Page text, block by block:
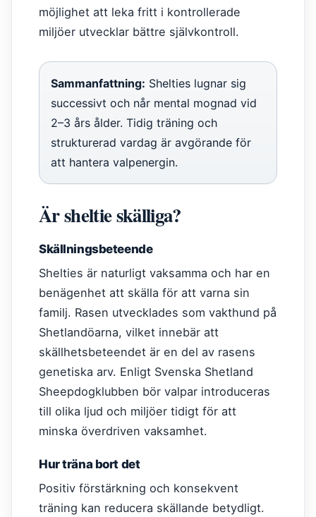
möjlighet att leka fritt i kontrollerade
miljöer utvecklar bättre självkontroll.
Sammanfattning: Shelties lugnar sig
successivt och når mental mognad vid
2–3 års ålder. Tidig träning och
strukturerad vardag är avgörande för
att hantera valpenergin.
Är sheltie skälliga?
Skällningsbeteende
Shelties är naturligt vaksamma och har en
benägenhet att skälla för att varna sin
familj. Rasen utvecklades som vakthund på
Shetlandöarna, vilket innebär att
skällhetsbeteendet är en del av rasens
genetiska arv. Enligt Svenska Shetland
Sheepdogklubben bör valpar introduceras
till olika ljud och miljöer tidigt för att
minska överdriven vaksamhet.
Hur träna bort det
Positiv förstärkning och konsekvent
träning kan reducera skällande betydligt.